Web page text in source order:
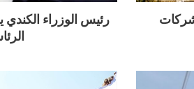
شركات
رئيس الوزراء الكندي